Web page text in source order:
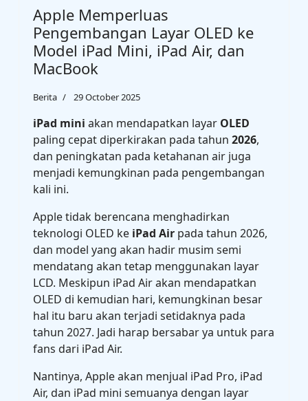
Apple Memperluas
Pengembangan Layar OLED ke
Model iPad Mini, iPad Air, dan
MacBook
Berita 29 October 2025
‌iPad mini‌ akan mendapatkan layar OLED
paling cepat diperkirakan pada tahun 2026,
dan peningkatan pada ketahanan air juga
menjadi kemungkinan pada pengembangan
kali ini.
Apple tidak berencana menghadirkan
teknologi OLED ke ‌ iPad Air‌ pada tahun 2026,
dan model yang akan hadir musim semi
mendatang akan tetap menggunakan layar
LCD. Meskipun ‌iPad Air‌ akan mendapatkan
OLED di kemudian hari, kemungkinan besar
hal itu baru akan terjadi setidaknya pada
tahun 2027. Jadi harap bersabar ya untuk para
fans dari iPad Air.
Nantinya, Apple akan menjual ‌iPad Pro‌, ‌iPad
Air‌, dan ‌iPad mini‌ semuanya dengan layar